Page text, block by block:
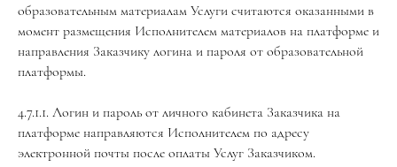
образовательным материалам Услуги считаются оказанными в
момент размещения Исполнителем материалов на платформе и
направления Заказчику логина и пароля от образовательной
платформы.
4.7.1.1. Логин и пароль от личного кабинета Заказчика на
платформе направляются Исполнителем по адресу
электронной почты после оплаты Услуг Заказчиком.